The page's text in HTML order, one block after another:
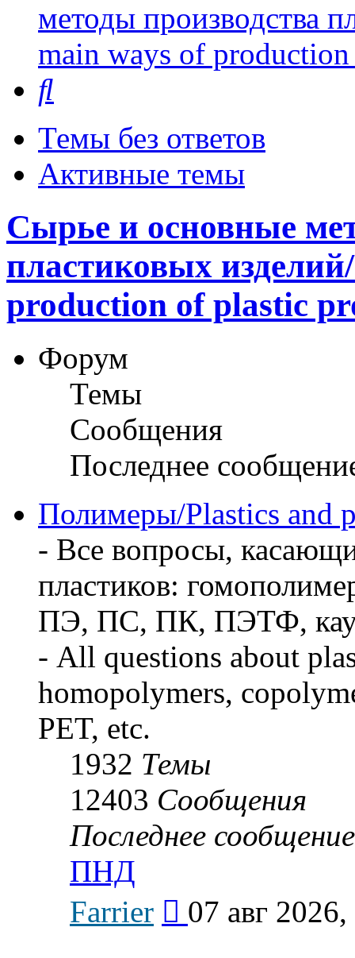
методы производства
main ways of
Темы без ответов
Активные темы
Сырье и основные
пластиковых
production of plastic
Форум
Темы
Сообщения
Последнее
Полимеры/Plastics and
- Все вопросы,
пластиков:
ПЭ, ПС, ПК, ПЭТФ,
- All questions about
homopolymers,
PET, etc.
1932 Темы
12403 Сообщения
Последнее сообщение
ПНД
Farrier
последнему
07 авг